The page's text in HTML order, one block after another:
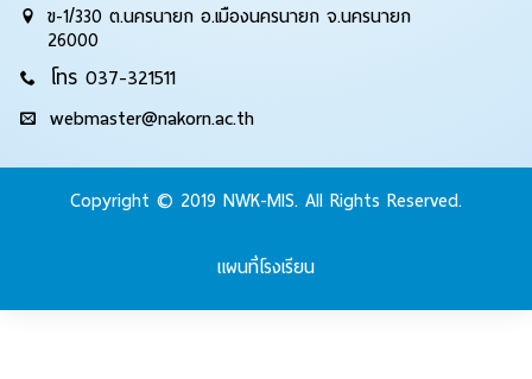
ข-1/330 ต.นครนายก อ.เมืองนครนายก จ.นครนายก
26000
โทร 037-321511
webmaster@nakorn.ac.th
Copyright © 2019 NWK-MIS. All Rights Reserved.
แผนที่โรงเรียน